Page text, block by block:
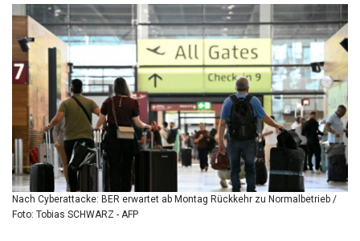
BMD 1.152379
BND 1.480393
BOB 13.964198
BRL 5.891306
BSD 1.154535
BTN 109.874896
BWP 15.61488
BYN 3.418287
BYR
22586.626891
BZD 2.321974
CAD 1.615497
Nach Cyberattacke: BER erwartet ab Montag Rückkehr zu Normalbetrieb /
Foto: Tobias SCHWARZ - AFP